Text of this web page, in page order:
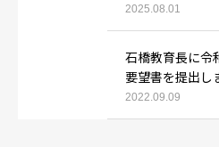
2025.08.01
石橋教育長に令
要望書を提出し
2022.09.09